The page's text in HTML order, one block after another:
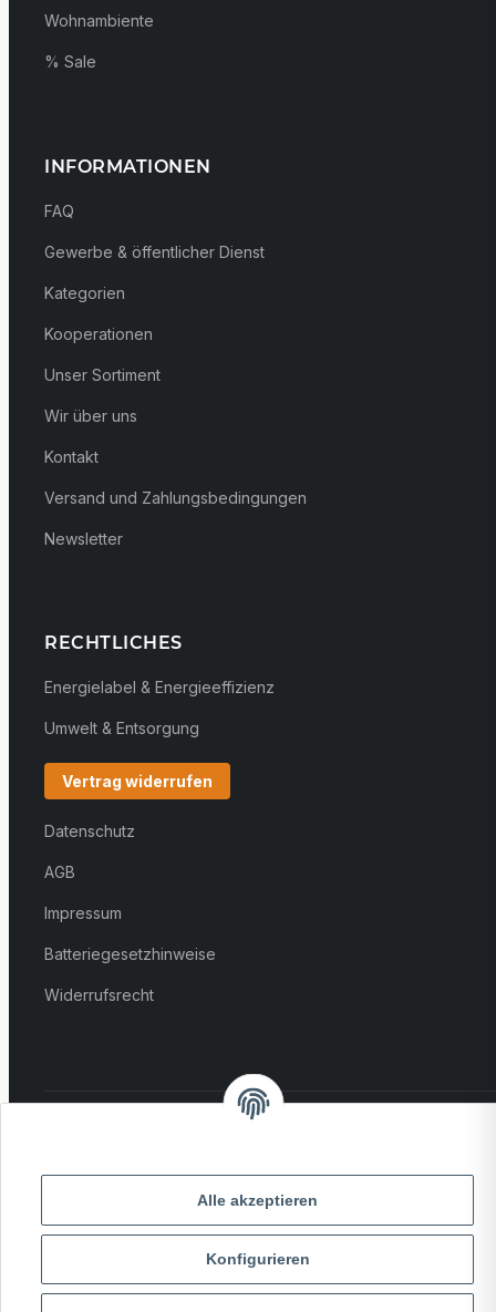
Alle akzeptieren
Konfigurieren
Wohnambiente
% Sale
INFORMATIONEN
FAQ
Gewerbe & öffentlicher Dienst
Kategorien
Kooperationen
Unser Sortiment
Wir über uns
Kontakt
Versand und Zahlungsbedingungen
Newsletter
RECHTLICHES
Energielabel & Energieeffizienz
Umwelt & Entsorgung
Vertrag widerrufen
Datenschutz
AGB
Impressum
Batteriegesetzhinweise
Widerrufsrecht
* Alle Preise inkl. gesetzlicher USt., zzgl.Versand